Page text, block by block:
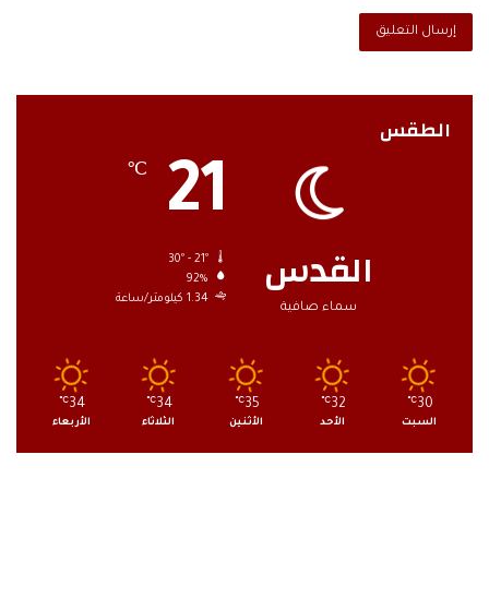
الطقس
القدس
سماء صافية
21
℃
92%
1.34 كيلومتر/ساعة
30
℃
السبت
32
℃
الأحد
35
℃
الأثنين
34
℃
الثلاثاء
34
℃
الأربعاء